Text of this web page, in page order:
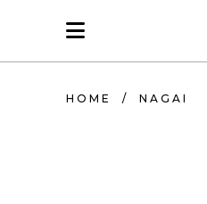
KREPŠELIS TUŠČIAS.
HOME / NAGAI